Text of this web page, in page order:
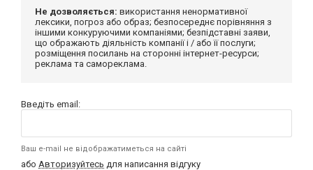
Не дозволяється: використання ненормативної
лексики, погроз або образ; безпосереднє порівняння з
іншими конкуруючими компаніями; безпідставні заяви,
що ображають діяльність компанії і / або її послуги;
розміщення посилань на сторонні інтернет-ресурси;
реклама та самореклама.
Введіть email:
Ваш e-mail не відображатиметься на сайті
або Авторизуйтесь для написання відгуку